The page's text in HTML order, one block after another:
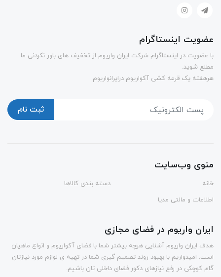
عضویت اینستاگرام
با عضویت در اینستاگرام شرکت ایران واریوم از تخفیف های باور نکردنی ما
مطلع شوید.
هرهفته یک قرعه کشی آکواریوم درایرانواریوم
ثبت نام
منوی وب‌سایت
خانه
دسته بندی کالاها
اطلاعات و مالتی مدیا
ایران واریوم در فضای مجازی
هدف ایران واریوم آشنایی هرچه بیشتر شما با فضای آکواریوم و انواع ماهیان
است. امیدواریم با بهبود روند تصمیم گیری شما در تهیه ی لوازم مورد نیازتان
گام کوچکی در رفع نیازهای دکور فضای داخلی تان باشیم.